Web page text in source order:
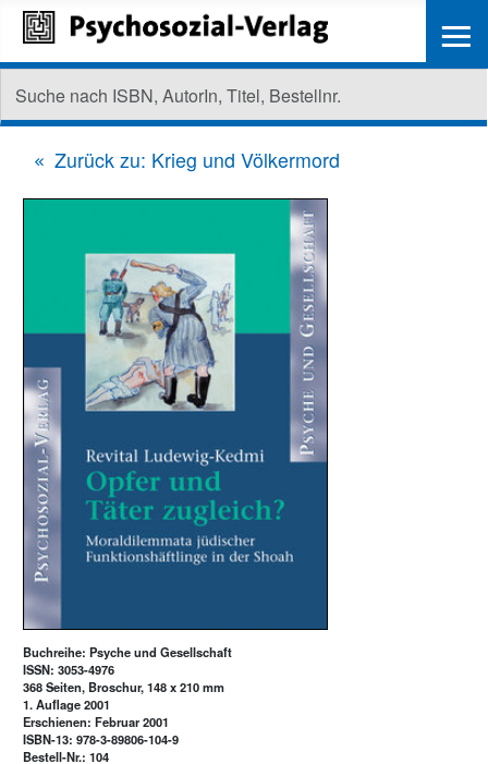
Zurück zu: Krieg und Völkermord
Buchreihe: Psyche und Gesellschaft
ISSN: 3053-4976
368 Seiten, Broschur, 148 x 210 mm
1. Auflage 2001
Erschienen: Februar 2001
ISBN-13: 978-3-89806-104-9
Bestell-Nr.: 104
≡